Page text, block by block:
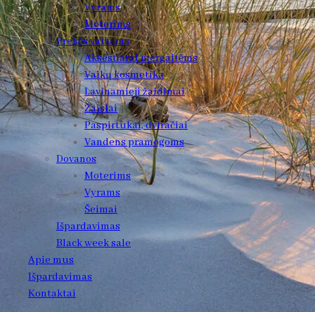
Vyrams
Moterims
Prekės vaikams
Aksesuarai mergaitėms
Vaikų kosmetika
Lavinamieji žaidimai
Žaislai
Paspirtukai, dviračiai
Vandens pramogoms
Dovanos
Moterims
Vyrams
Šeimai
Išpardavimas
Black week sale
Apie mus
Išpardavimas
Kontaktai